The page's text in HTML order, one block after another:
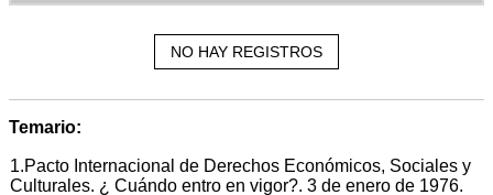
NO HAY REGISTROS
Temario:
1.Pacto Internacional de Derechos Económicos, Sociales y
Culturales. ¿ Cuándo entro en vigor?. 3 de enero de 1976.